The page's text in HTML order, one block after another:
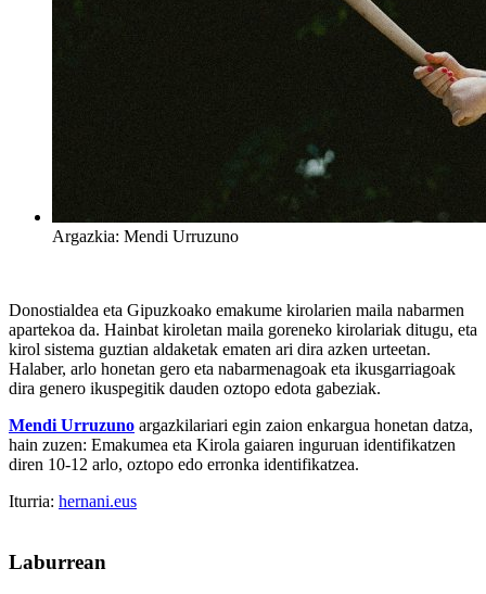
Argazkia: Mendi Urruzuno
Donostialdea eta Gipuzkoako emakume kirolarien maila nabarmen
apartekoa da. Hainbat kiroletan maila goreneko kirolariak ditugu, eta
kirol sistema guztian aldaketak ematen ari dira azken urteetan.
Halaber, arlo honetan gero eta nabarmenagoak eta ikusgarriagoak
dira genero ikuspegitik dauden oztopo edota gabeziak.
Mendi Urruzuno argazkilariari egin zaion enkargua honetan datza,
hain zuzen: Emakumea eta Kirola gaiaren inguruan identifikatzen
diren 10-12 arlo, oztopo edo erronka identifikatzea.
Iturria: hernani.eus
Laburrean